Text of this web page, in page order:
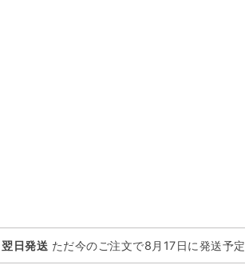
日発送 ただ今のご注文で8月17日に発送予定